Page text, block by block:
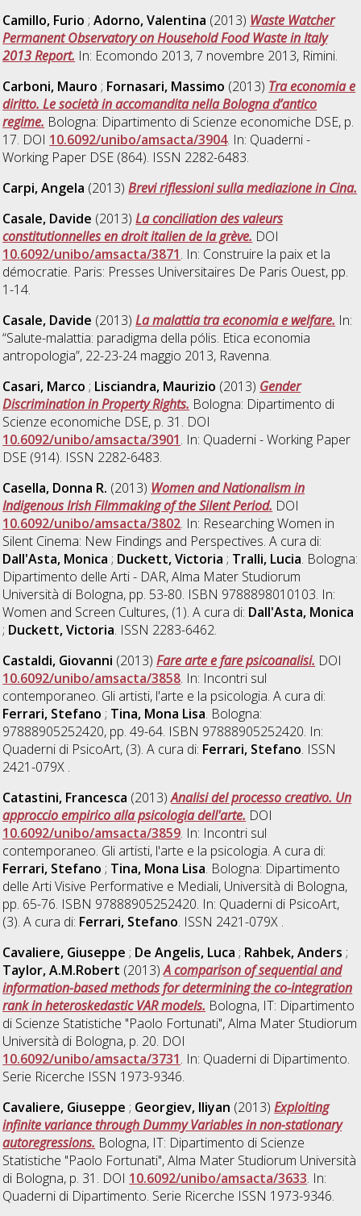
Camillo, Furio ;Adorno, Valentina (2013) Waste Watcher
Permanent Observatory on Household Food Waste in Italy
2013 Report. In: Ecomondo 2013, 7 novembre 2013, Rimini.
Carboni, Mauro; Fornasari, Massimo (2013) Tra economia e
diritto. Le società in accomandita nella Bologna d’antico
regime. Bologna: Dipartimento di Scienze economiche DSE, p.
17. DOI 10.6092/unibo/amsacta/3904. In: Quaderni -
Working Paper DSE (864). ISSN 2282-6483.
Carpi, Angela (2013)Brevi riflessioni sulla mediazione in Cina.
Casale, Davide (2013)La conciliation des valeurs
constitutionnelles en droit italien de la grève. DOI
10.6092/unibo/amsacta/3871. In: Construire la paix et la
démocratie. Paris: Presses Universitaires De Paris Ouest, pp.
1-14.
Casale, Davide (2013)La malattia tra economia e welfare. In:
“Salute-malattia: paradigma della pólis. Etica economia
antropologia”, 22-23-24 maggio 2013, Ravenna.
Casari, Marco ; Lisciandra, Maurizio (2013) Gender
Discrimination in Property Rights. Bologna: Dipartimento di
Scienze economiche DSE, p. 31. DOI
10.6092/unibo/amsacta/3901. In: Quaderni - Working Paper
DSE (914). ISSN 2282-6483.
Casella, Donna R. (2013) Women and Nationalism in
Indigenous Irish Filmmaking of the Silent Period. DOI
10.6092/unibo/amsacta/3802. In: Researching Women in
Silent Cinema: New Findings and Perspectives. A cura di:
Dall'Asta, Monica ; Duckett, Victoria ; Tralli, Lucia. Bologna:
Dipartimento delle Arti - DAR, Alma Mater Studiorum
Università di Bologna, pp. 53-80. ISBN 9788898010103. In:
Women and Screen Cultures, (1). A cura di: Dall'Asta, Monica
; Duckett, Victoria. ISSN 2283-6462.
Castaldi, Giovanni (2013)Fare arte e fare psicoanalisi. DOI
10.6092/unibo/amsacta/3858. In: Incontri sul
contemporaneo. Gli artisti, l'arte e la psicologia. A cura di:
Ferrari, Stefano ; Tina, Mona Lisa. Bologna:
97888905252420, pp. 49-64. ISBN 97888905252420. In:
Quaderni di PsicoArt, (3). A cura di: Ferrari, Stefano. ISSN
2421-079X .
Catastini, Francesca (2013)Analisi del processo creativo. Un
approccio empirico alla psicologia dell'arte. DOI
10.6092/unibo/amsacta/3859. In: Incontri sul
contemporaneo. Gli artisti, l'arte e la psicologia. A cura di:
Ferrari, Stefano ; Tina, Mona Lisa. Bologna: Dipartimento
delle Arti Visive Performative e Mediali, Università di Bologna,
pp. 65-76. ISBN 97888905252420. In: Quaderni di PsicoArt,
(3). A cura di: Ferrari, Stefano. ISSN 2421-079X .
Cavaliere, Giuseppe ; De Angelis, Luca ; Rahbek, Anders;
Taylor, A.M.Robert (2013)A comparison of sequential and
information-based methods for determining the co-integration
rank in heteroskedastic VAR models. Bologna, IT: Dipartimento
di Scienze Statistiche "Paolo Fortunati", Alma Mater Studiorum
Università di Bologna, p. 20. DOI
10.6092/unibo/amsacta/3731. In: Quaderni di Dipartimento.
Serie Ricerche ISSN 1973-9346.
Cavaliere, Giuseppe ; Georgiev, Iliyan (2013)Exploiting
infinite variance through Dummy Variables in non-stationary
autoregressions. Bologna, IT: Dipartimento di Scienze
Statistiche "Paolo Fortunati", Alma Mater Studiorum Università
di Bologna, p. 31. DOI 10.6092/unibo/amsacta/3633. In:
Quaderni di Dipartimento. Serie Ricerche ISSN 1973-9346.